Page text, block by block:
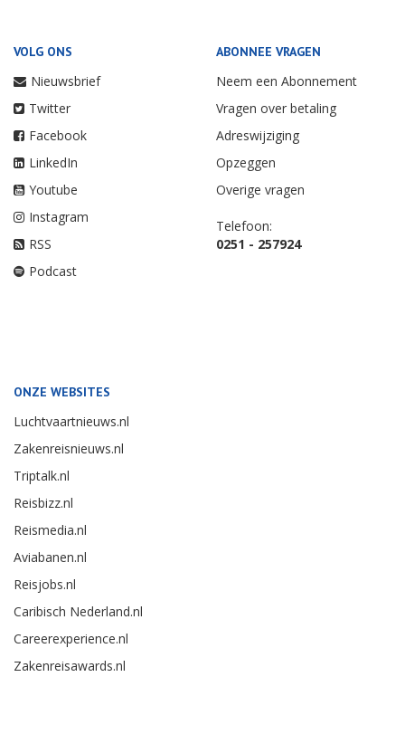
VOLG ONS
Nieuwsbrief
Twitter
Facebook
LinkedIn
Youtube
Instagram
RSS
Podcast
ABONNEE VRAGEN
Neem een Abonnement
Vragen over betaling
Adreswijziging
Opzeggen
Overige vragen
Telefoon:
0251 - 257924
ONZE WEBSITES
Luchtvaartnieuws.nl
Zakenreisnieuws.nl
Triptalk.nl
Reisbizz.nl
Reismedia.nl
Aviabanen.nl
Reisjobs.nl
Caribisch Nederland.nl
Careerexperience.nl
Zakenreisawards.nl